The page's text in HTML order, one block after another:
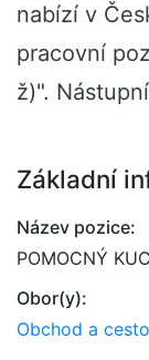
nabízí v
pracovní
ž)".
Základní
Název pozice:
POMOCNÝ
Obor(y):
Obchod a